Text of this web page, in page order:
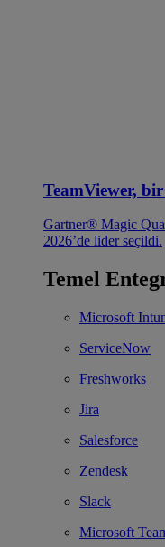
TeamViewer,
Gartner® Magic
2026’de lider seçildi.
Temel
Microsoft
ServiceNow
Freshworks
Jira
Salesforce
Zendesk
Slack
Microsoft